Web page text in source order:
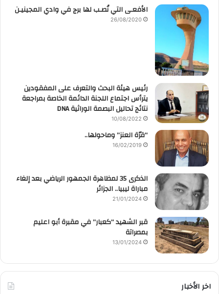
الأفعـى التي نُصـب لها برج في وادي المجينيـن
26/08/2020
رئيس هيئة البحث والتعرف على المفقودين
يترأس اجتماع اللجنة الدائمة الخاصة بمراجعة
نتائج تحاليل البصمة الوراثية DNA
10/08/2022
“قرّة العنز” وماحولها..
16/02/2019
الذكرى 35 لمظاهرة الجمهور الرياضي بعد إلغاء
مباراة ليبيا.. الجزائر
21/01/2024
قبر الشهيد “كعبار” في مقبرة أبو اعليم
بمصراتة
13/01/2024
اخر الأخبار